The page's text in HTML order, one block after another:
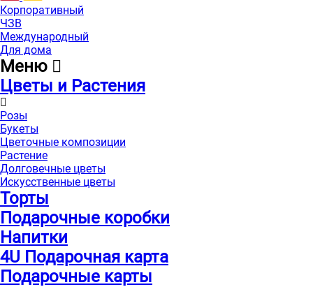
Корпоративный
ЧЗВ
Международный
Для дома
Меню
Цветы и Растения
Розы
Букеты
Цветочные композиции
Растение
Долговечные цветы
Искусственные цветы
Торты
Подарочные коробки
Напитки
4U Подарочная карта
Подарочные карты